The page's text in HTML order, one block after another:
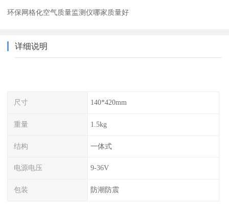
环保网格化空气质量监测仪哪家质量好
详细说明
尺寸 140*420mm
重量 1.5kg
结构 一体式
电源电压 9-36V
包装 防潮防震